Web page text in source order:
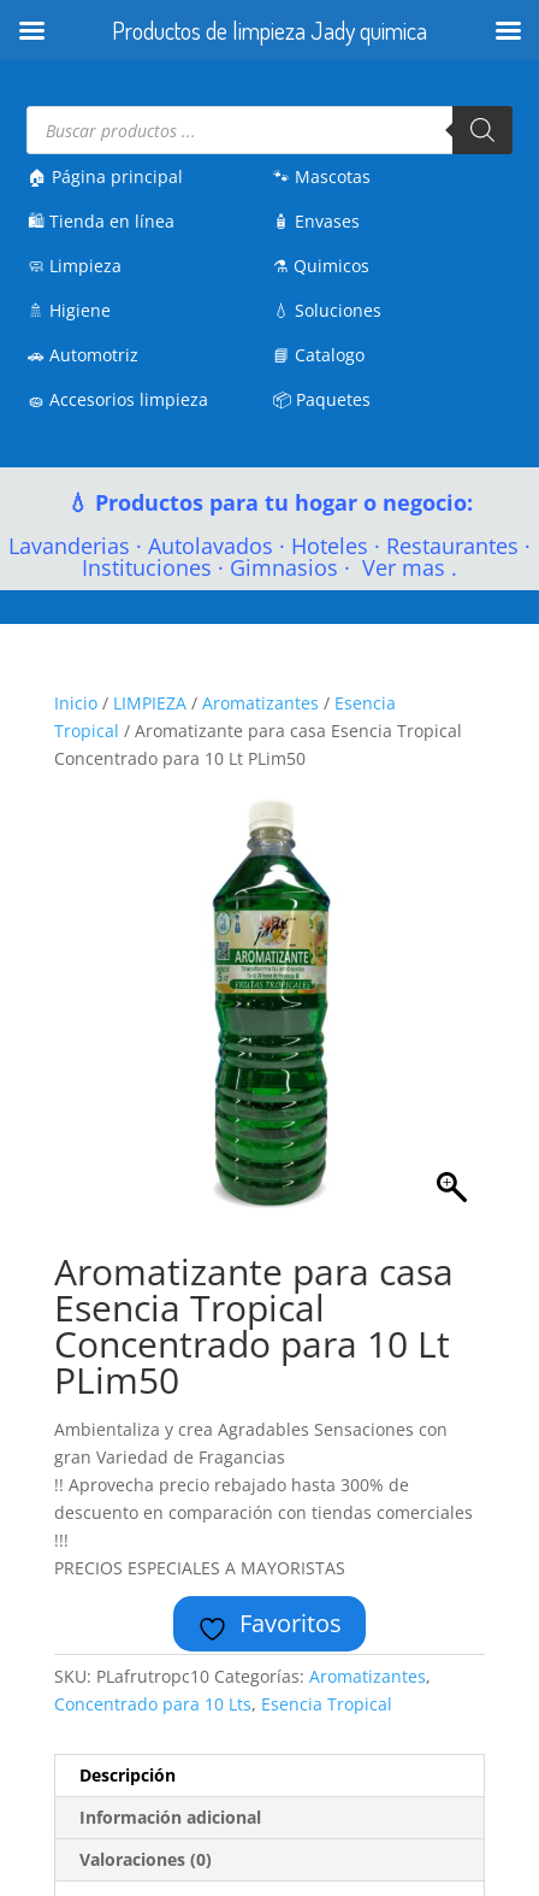
Búsqueda
productos
🏠 Página principal
🛍️Tienda en línea
🧼 Limpieza
🚿 Higiene
🚗Automotriz
🧽Accesorios limpieza
🐾 Mascotas
🧴 Envases
⚗️Quimicos
💧Soluciones
📘Catalogo
📦 Paquetes
💧 Productos para tu hogar o negocio:
Lavanderias · Autolavados · Hoteles · Restaurantes ·
Instituciones · Gimnasios · Ver mas .
Inicio/ LIMPIEZA/ Aromatizantes / Esencia
Tropical / Aromatizante para casa Esencia Tropical
Concentrado para 10 Lt PLim50
Aromatizante para casa
Esencia Tropical
Concentrado para 10 Lt
PLim50
Ambientaliza y crea Agradables Sensaciones con
gran Variedad de Fragancias
!! Aprovecha precio rebajado hasta 300% de
descuento en comparación con tiendas comerciales
!!!
PRECIOS ESPECIALES A MAYORISTAS
Favoritos
SKU: PLafrutropc10 Categorías: Aromatizantes,
Concentrado para 10 Lts, Esencia Tropical
Descripción
Información adicional
Valoraciones (0)
Productos de limpieza Jady quimica